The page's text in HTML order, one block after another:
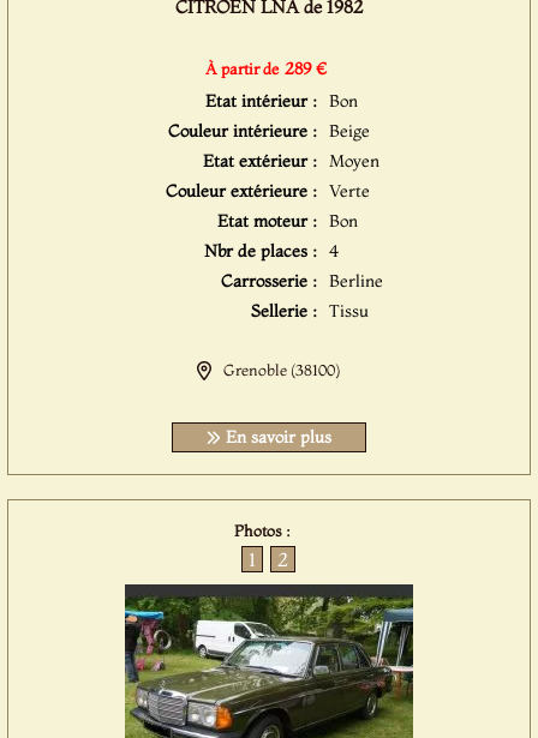
CITROËN LNA de 1982
À partir de 289 €
Etat intérieur : Bon
Couleur intérieure : Beige
Etat extérieur : Moyen
Couleur extérieure : Verte
Etat moteur : Bon
Nbr de places : 4
Carrosserie : Berline
Sellerie : Tissu
Grenoble (38100)
En savoir plus
Photos :
1 2